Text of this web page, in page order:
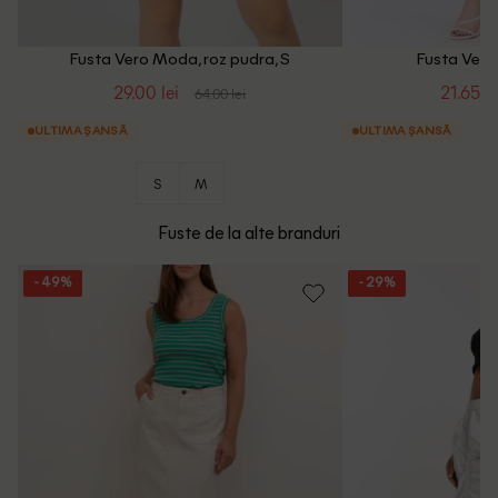
Fusta Vero Moda, roz pudra, S
29.00 lei 64.00 lei
ULTIMA ȘANSĂ
S M
Fusta
21.65
ULTIMA ȘANSĂ
Fuste de la alte branduri
- 49% - 29%